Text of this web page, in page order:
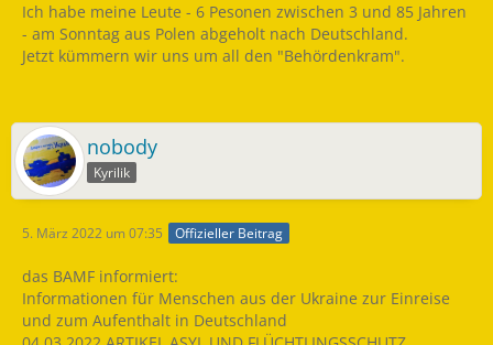
Ich habe meine Leute - 6 Pesonen zwischen 3 und 85 Jahren
- am Sonntag aus Polen abgeholt nach Deutschland.
Jetzt kümmern wir uns um all den "Behördenkram".
nobody
Kyrilik
5. März 2022 um 07:35 Offizieller Beitrag
das BAMF informiert:
Informationen für Menschen aus der Ukraine zur Einreise
und zum Aufenthalt in Deutschland